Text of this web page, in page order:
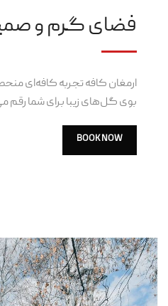
فضای گرم و
ارمغان کافه تجربه کافه‌ای
بوی گل‌های زیبا برای شما رقم
BOOK NOW